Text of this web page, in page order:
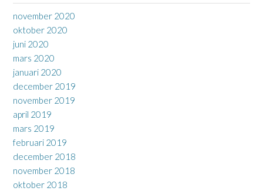
november 2020
oktober 2020
juni 2020
mars 2020
januari 2020
december 2019
november 2019
april 2019
mars 2019
februari 2019
december 2018
november 2018
oktober 2018